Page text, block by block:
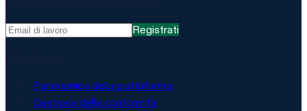
Registrati
Panoramica della piattaforma
Gestione della conformità